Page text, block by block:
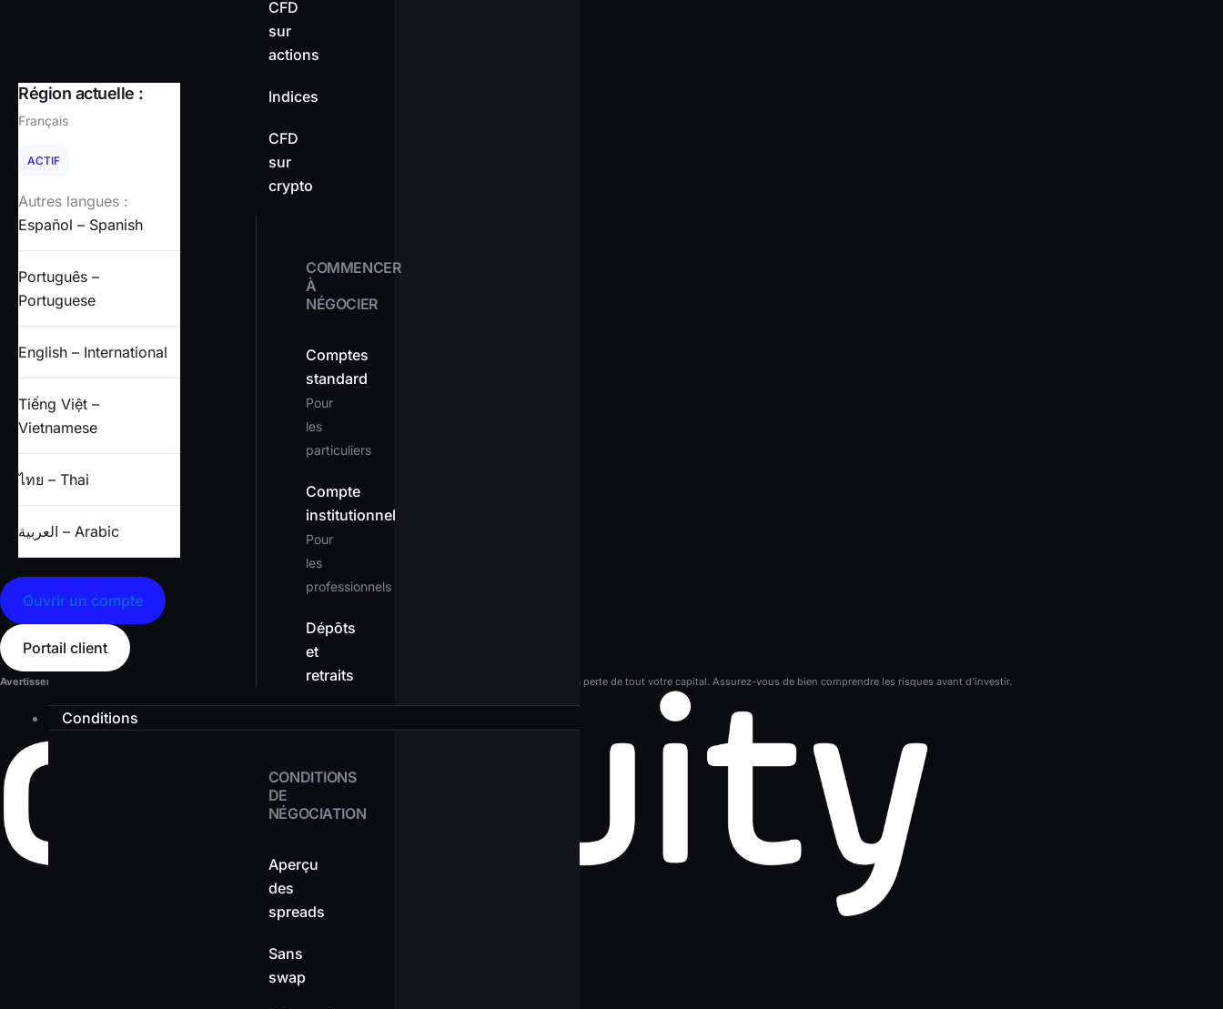
CFD
sur
actions
Indices
CFD
sur
crypto
COMMENCER
À
NÉGOCIER
Comptes
standard
Pour
les
particuliers
Compte
institutionnel
Pour
les
professionnels
Dépôts
et
retraits
Conditions
CONDITIONS
DE
NÉGOCIATION
Aperçu
des
spreads
Sans
swap
Région actuelle :
Français
ACTIF
Autres langues :
Español – Spanish
Português –
Portuguese
English – International
Tiếng Việt –
Vietnamese
ไทย – Thai
العربية – Arabic
Ouvrir un compte
Portail client
Avertissement sur les risques : Les produits à effet de levier présentent un niveau de risque élevé et peuvent entraîner la perte de tout votre capital. Assurez-vous de bien comprendre les risques avant d’investir.